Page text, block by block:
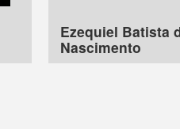
Ezequiel Batista
Nascimento